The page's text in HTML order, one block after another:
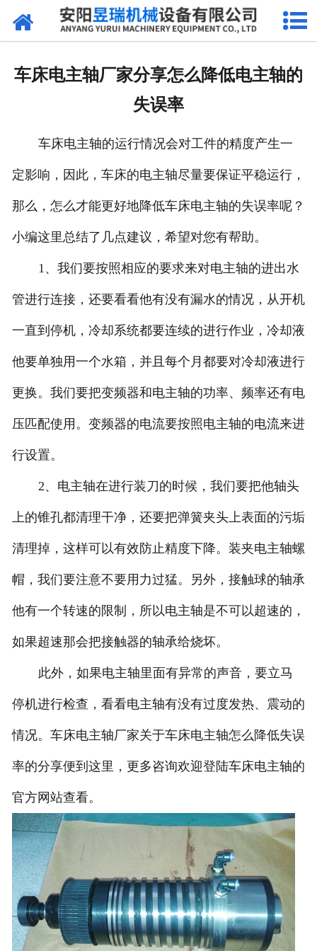
网站首页
联系我们
车床电主轴厂家分享怎么降低电主轴的
失误率
车床电主轴的运行情况会对工件的精度产生一
定影响，因此，车床的电主轴尽量要保证平稳运行，
那么，怎么才能更好地降低车床电主轴的失误率呢？
小编这里总结了几点建议，希望对您有帮助。
1、我们要按照相应的要求来对电主轴的进出水
管进行连接，还要看看他有没有漏水的情况，从开机
一直到停机，冷却系统都要连续的进行作业，冷却液
他要单独用一个水箱，并且每个月都要对冷却液进行
更换。我们要把变频器和电主轴的功率、频率还有电
压匹配使用。变频器的电流要按照电主轴的电流来进
行设置。
2、电主轴在进行装刀的时候，我们要把他轴头
上的锥孔都清理干净，还要把弹簧夹头上表面的污垢
清理掉，这样可以有效防止精度下降。装夹电主轴螺
帽，我们要注意不要用力过猛。另外，接触球的轴承
他有一个转速的限制，所以电主轴是不可以超速的，
如果超速那会把接触器的轴承给烧坏。
此外，如果电主轴里面有异常的声音，要立马
停机进行检查，看看电主轴有没有过度发热、震动的
情况。车床电主轴厂家关于车床电主轴怎么降低失误
率的分享便到这里，更多咨询欢迎登陆车床电主轴的
官方网站查看。